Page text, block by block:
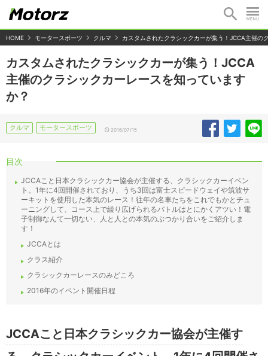
HOME モータースポーツ クルマ カスタムされたクラシックカーが集う！JCCA主催の
カスタムされたクラシックカーが集う！JCCA
主催のクラシックカーレースを知っています
か？
クルマ モータースポーツ 2016/07/15
目次
JCCAこと日本クラシックカー協会が主催する、クラシックカーイベン
ト。1年に4回開催されており、うち3回は富士スピードウェイや筑波サ
ーキットを使用した本気のレース！往年の名車たちをこれでもかとチュ
ーニングして、コース上で繰り広げられるバトルはとにかくアツい！電
子制御なんて一切ない、人と人との本気のぶつかり合いをご紹介しま
す！
JCCAとは
クラス紹介
クラシックカーレースのみどころ
2016年のイベント開催日程
JCCAこと日本クラシックカー協会が主催す